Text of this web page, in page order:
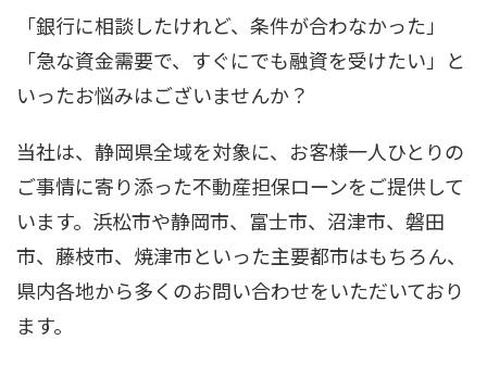
「銀行に相談したけれど、条件が合わなかった」
「急な資金需要で、すぐにでも融資を受けたい」と
いったお悩みはございませんか？
当社は、静岡県全域を対象に、お客様一人ひとりの
ご事情に寄り添った不動産担保ローンをご提供して
います。浜松市や静岡市、富士市、沼津市、磐田
市、藤枝市、焼津市といった主要都市はもちろん、
県内各地から多くのお問い合わせをいただいており
ます。